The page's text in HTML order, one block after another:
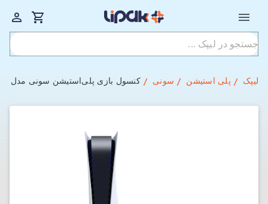
لیپک پلی استیشن سونی کنسول بازی پلی‌استیشن سونی مدل PlayStation 5 standard 1216 ظرفیت 825 گیگابایت ورژن اروپا